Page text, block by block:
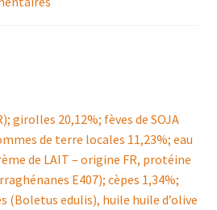
girolles 20,12%; fèves de SOJA
de terre locales 11,23%; eau
de LAIT – origine FR, protéine
E407); cèpes 1,34%;
(Boletus edulis), huile huile d’olive